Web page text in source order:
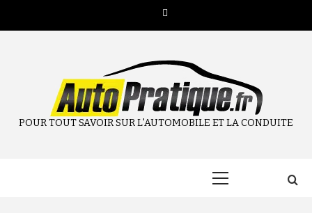
contenu
Twitter
POUR TOUT SAVOIR SUR L'AUTOMOBILE ET LA CONDUITE